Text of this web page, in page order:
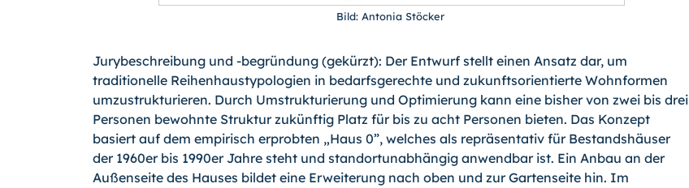
Bild: Antonia Stöcker
Jurybeschreibung und -begründung (gekürzt): Der Entwurf stellt einen Ansatz dar, um
traditionelle Reihenhaustypologien in bedarfsgerechte und zukunftsorientierte Wohnformen
umzustrukturieren. Durch Umstrukturierung und Optimierung kann eine bisher von zwei bis drei
Personen bewohnte Struktur zukünftig Platz für bis zu acht Personen bieten. Das Konzept
basiert auf dem empirisch erprobten „Haus 0”, welches als repräsentativ für Bestandshäuser
der 1960er bis 1990er Jahre steht und standortunabhängig anwendbar ist. Ein Anbau an der
Außenseite des Hauses bildet eine Erweiterung nach oben und zur Gartenseite hin. Im